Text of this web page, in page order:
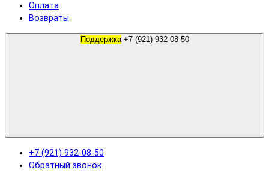
Оплата
Возвраты
Поддержка +7 (921) 932-08-50
+7 (921) 932-08-50
Обратный звонок